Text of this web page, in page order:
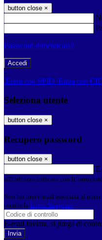
button close ×
Password dimenticata?
-
Entra con SPID Entra con CIE
Seleziona utente
button close ×
Recupero password
button close ×
all'indirizzo indicato con le istruzioni
Non hai una e-mail associata al
tramite la Login Spaggiari
E-mail inviata, si prega di